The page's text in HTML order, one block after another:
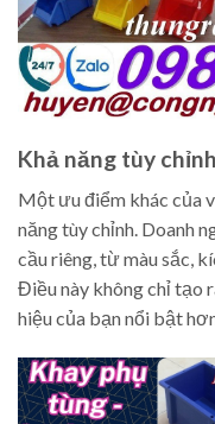
Khả năng tùy chỉnh
Một ưu điểm khác của
năng tùy chỉnh. Doanh
cầu riêng, từ màu sắc,
Điều này không chỉ tạo
hiệu của bạn nổi bật